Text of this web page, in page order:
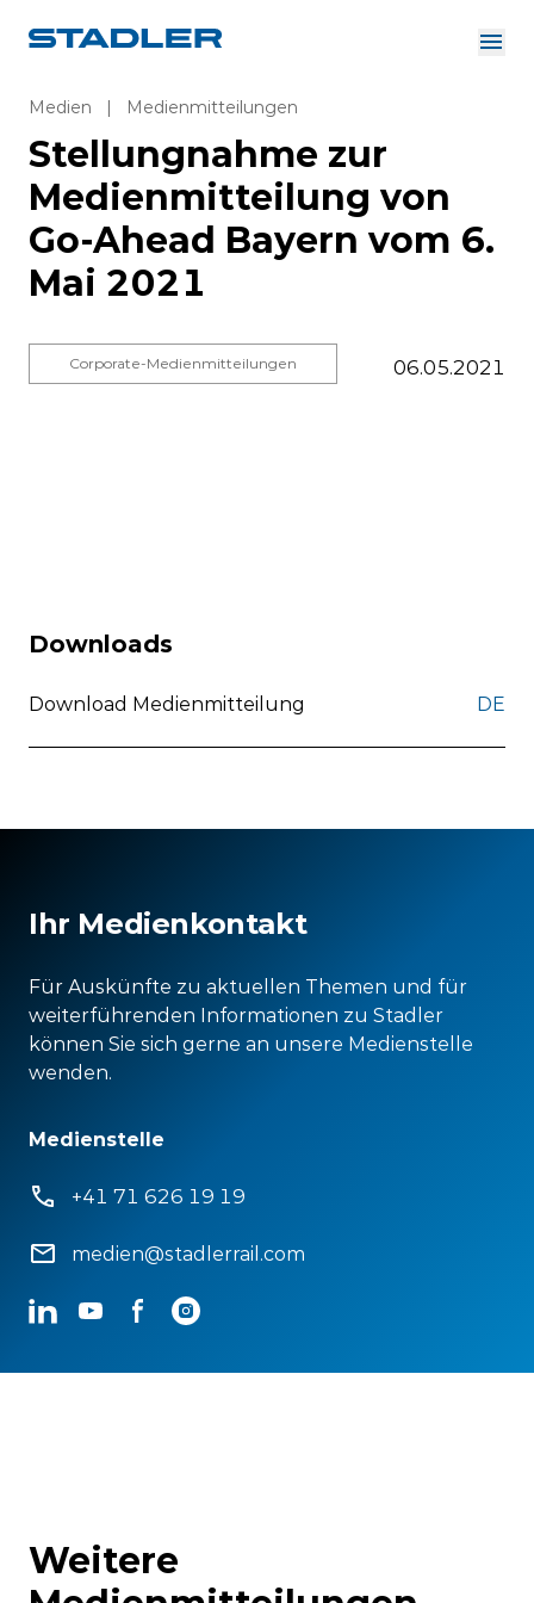
Investor Relations
Zulieferer
Downloads
Deutsch
Über uns
Lösungen
Karriere
InnoTrans
Medien | Medienmitteilungen
Stellungnahme zur
Medienmitteilung von
Go-Ahead Bayern vom 6.
Mai 2021
Corporate-Medienmitteilungen 06.05.2021
Downloads
Download Medienmitteilung DE
Ihr Medienkontakt
Für Auskünfte zu aktuellen Themen und für
weiterführenden Informationen zu Stadler
können Sie sich gerne an unsere Medienstelle
wenden.
Medienstelle
+41 71 626 19 19
medien@stadlerrail.com
LinkedInYouTubeFacebookInstagram
Weitere